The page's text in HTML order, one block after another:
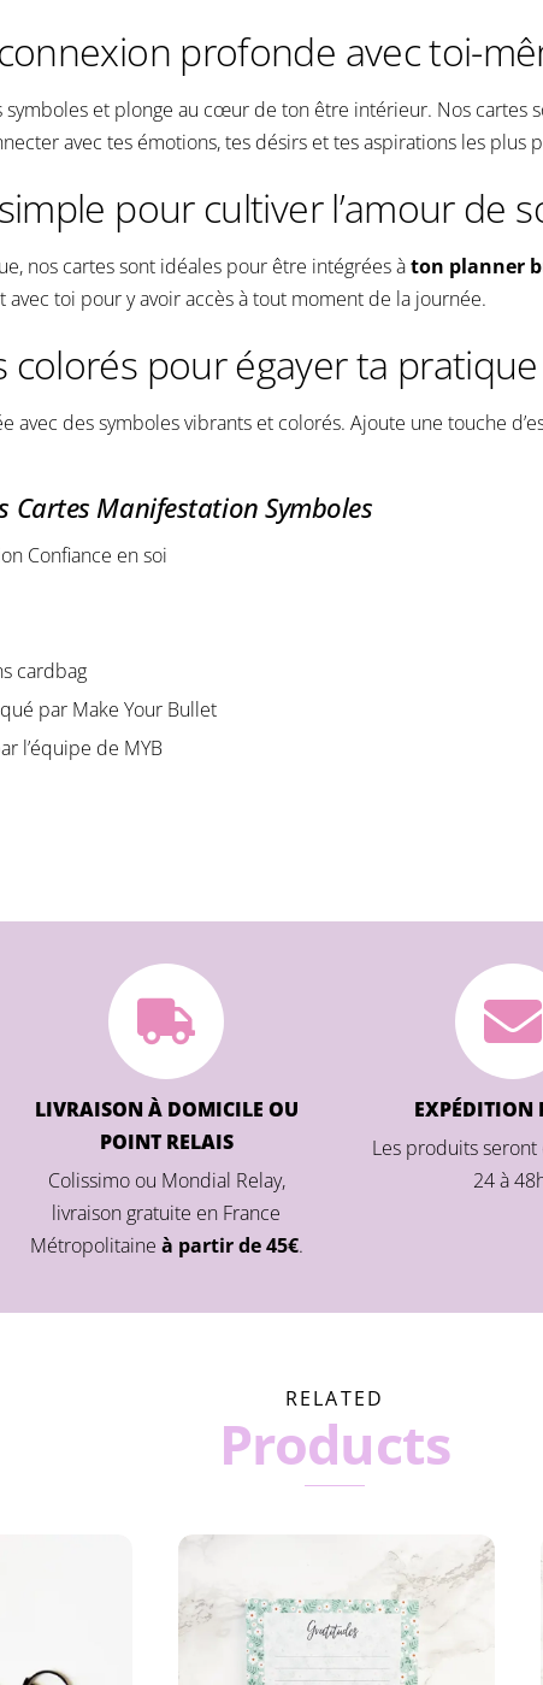
profonde avec toi-
symboles et plonge au cœur de ton être intérieur. Nos cartes
avec tes émotions, tes désirs et tes aspirations les plus
pour cultiver l’amour de
nos cartes sont idéales pour être intégrées àton planner
toi pour y avoir accès à tout moment de la journée.
colorés pour égayer ta pratique
avec des symboles vibrants et colorés. Ajoute une touche
Cartes Manifestation Symboles
Confiance en soi
cardbag
par Make Your Bullet
l’équipe de MYB
LIVRAISON À DOMICILE OU
POINT RELAIS
Colissimo ou Mondial Relay,
livraison gratuite en France
Métropolitaine à partir de 45€.
EXPÉDITION
Les produits seront
24 à
RELATED
Products